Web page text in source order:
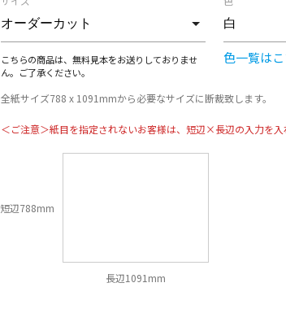
こちらの商品は、無料見本をお送りしておりませ
ん。ご了承ください。
色一覧は
全紙サイズ788 x 1091mmから必要なサイズに断裁致します。
＜ご注意＞紙目を指定されないお客様は、短辺×長辺の入力を
短辺788mm
長辺1091mm